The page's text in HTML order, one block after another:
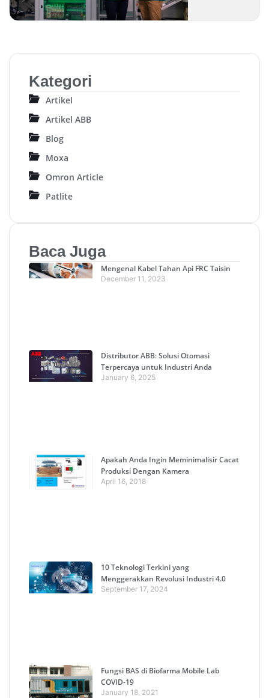
Kategori
Artikel
Artikel ABB
Blog
Moxa
Omron Article
Patlite
Baca Juga
Mengenal Kabel Tahan Api FRC Taisin
December 11, 2023
Distributor ABB: Solusi Otomasi
Terpercaya untuk Industri Anda
January 6, 2025
Apakah Anda Ingin Meminimalisir Cacat
Produksi Dengan Kamera
April 16, 2018
10 Teknologi Terkini yang
Menggerakkan Revolusi Industri 4.0
September 17, 2024
Fungsi BAS di Biofarma Mobile Lab
COVID-19
January 18, 2021